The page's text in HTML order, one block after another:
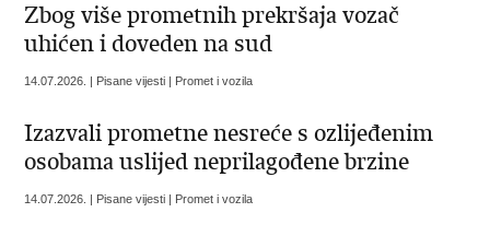
Zbog više prometnih prekršaja vozač
uhićen i doveden na sud
14.07.2026. | Pisane vijesti | Promet i vozila
Izazvali prometne nesreće s ozlijeđenim
osobama uslijed neprilagođene brzine
14.07.2026. | Pisane vijesti | Promet i vozila